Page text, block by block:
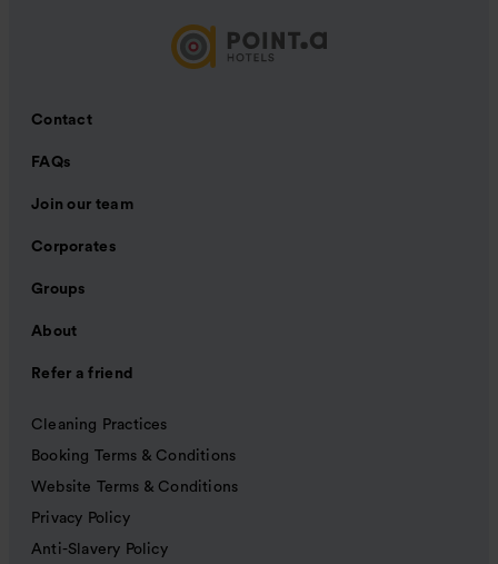
Contact
FAQs
Join our team
Corporates
Groups
About
Refer a friend
Cleaning Practices
Booking Terms & Conditions
Website Terms & Conditions
Privacy Policy
Anti-Slavery Policy